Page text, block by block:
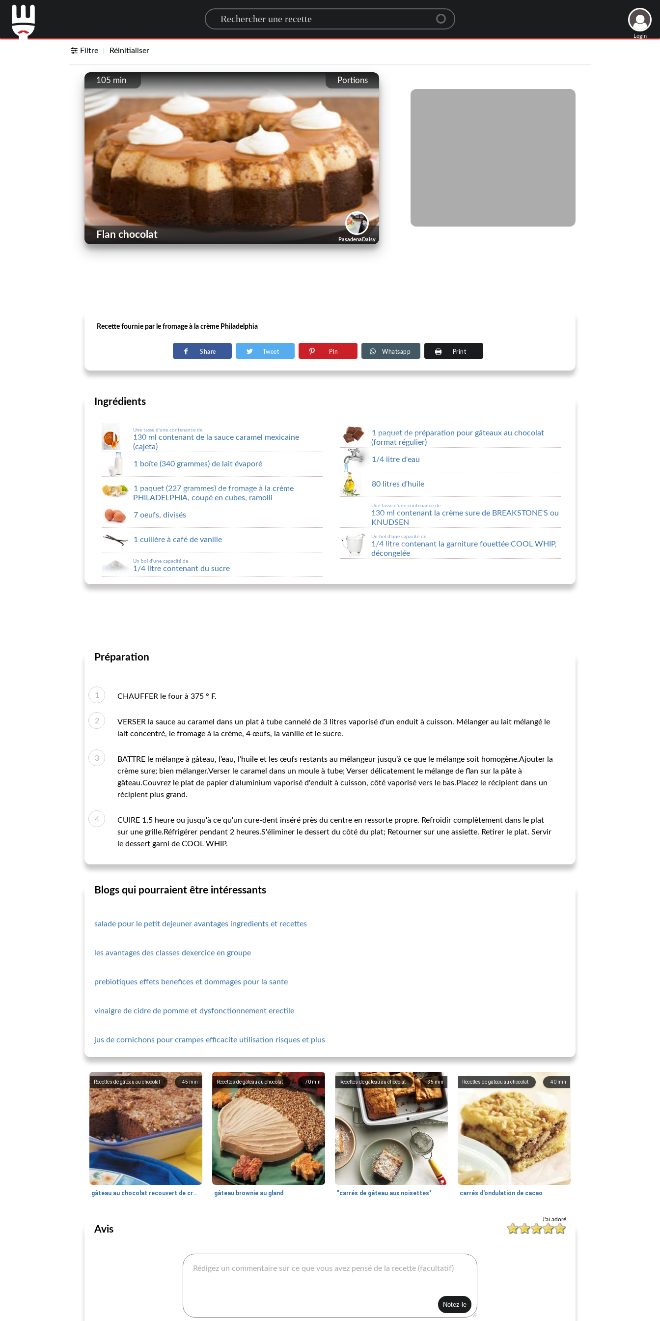
Search for a recipe
Login
Filtre Réinitialiser
Portions
105 min
PasadenaDaisy
Flan chocolat
Recette fournie par le fromage à la crème Philadelphia
Share Tweet Pin Whatsapp Print
Ingrédients
Une tasse d'une contenance de
130 ml contenant de la sauce caramel mexicaine
(cajeta)
1 boîte (340 grammes) de lait évaporé
1 paquet (227 grammes) de fromage à la crème
PHILADELPHIA, coupé en cubes, ramolli
7 oeufs, divisés
1 cuillère à café de vanille
Un bol d'une capacité de
1/4 litre contenant du sucre
1 paquet de préparation pour gâteaux au chocolat
(format régulier)
1/4 litre d'eau
80 litres d'huile
Une tasse d'une contenance de
130 ml contenant la crème sure de BREAKSTONE'S ou
KNUDSEN
Un bol d'une capacité de
1/4 litre contenant la garniture fouettée COOL WHIP,
décongelée
Préparation
CHAUFFER le four à 375 ° F.
VERSER la sauce au caramel dans un plat à tube cannelé de 3 litres vaporisé d'un enduit à cuisson. Mélanger au lait mélangé le
lait concentré, le fromage à la crème, 4 œufs, la vanille et le sucre.
BATTRE le mélange à gâteau, l’eau, l’huile et les œufs restants au mélangeur jusqu’à ce que le mélange soit homogène.Ajouter la
crème sure; bien mélanger.Verser le caramel dans un moule à tube; Verser délicatement le mélange de flan sur la pâte à
gâteau.Couvrez le plat de papier d'aluminium vaporisé d'enduit à cuisson, côté vaporisé vers le bas.Placez le récipient dans un
récipient plus grand.
CUIRE 1,5 heure ou jusqu'à ce qu'un cure-dent inséré près du centre en ressorte propre. Refroidir complètement dans le plat
sur une grille.Réfrigérer pendant 2 heures.S'éliminer le dessert du côté du plat; Retourner sur une assiette. Retirer le plat. Servir
le dessert garni de COOL WHIP.
Blogs qui pourraient être intéressants
salade pour le petit dejeuner avantages ingredients et recettes
les avantages des classes dexercice en groupe
prebiotiques effets benefices et dommages pour la sante
vinaigre de cidre de pomme et dysfonctionnement erectile
jus de cornichons pour crampes efficacite utilisation risques et plus
45min
Recettes de gâteau au chocolat
gâteau au chocolat recouvert de croquant
70 min
Recettes de gâteau au chocolat
gâteau brownie au gland
35 min
Recettes de gâteau au chocolat
"carrés de gâteau aux noisettes"
40 min
Recettes de gâteau au chocolat
carrés d'ondulation de cacao
J'ai adoré
Avis